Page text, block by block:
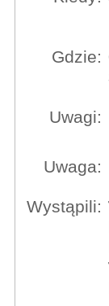
Gdzie:
Uwagi:
Uwaga:
Wystąpili: